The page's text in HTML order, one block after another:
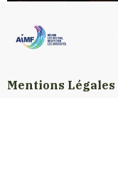
Mentions Légales